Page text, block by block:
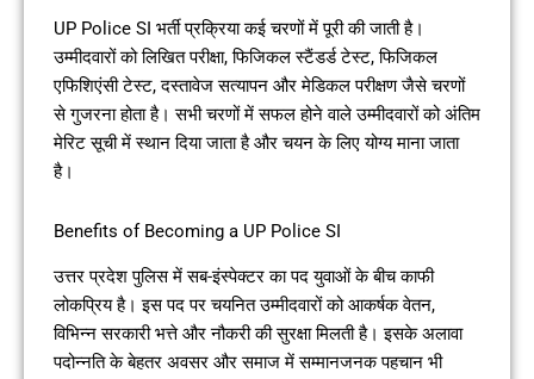
UP Police SI भर्ती प्रक्रिया कई चरणों में पूरी की जाती है।
उम्मीदवारों को लिखित परीक्षा, फिजिकल स्टैंडर्ड टेस्ट, फिजिकल
एफिशिएंसी टेस्ट, दस्तावेज सत्यापन और मेडिकल परीक्षण जैसे चरणों
से गुजरना होता है। सभी चरणों में सफल होने वाले उम्मीदवारों को अंतिम
मेरिट सूची में स्थान दिया जाता है और चयन के लिए योग्य माना जाता
है।
Benefits of Becoming a UP Police SI
उत्तर प्रदेश पुलिस में सब-इंस्पेक्टर का पद युवाओं के बीच काफी
लोकप्रिय है। इस पद पर चयनित उम्मीदवारों को आकर्षक वेतन,
विभिन्न सरकारी भत्ते और नौकरी की सुरक्षा मिलती है। इसके अलावा
पदोन्नति के बेहतर अवसर और समाज में सम्मानजनक पहचान भी